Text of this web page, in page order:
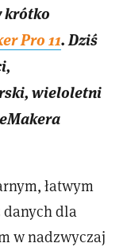
krótko
Pro 11. Dziś
wieloletni
łatwym
dla
w nadzwyczaj